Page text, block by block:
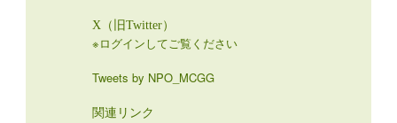
X（旧Twitter）
※ログインしてご覧ください
Tweets by NPO_MCGG
関連リンク